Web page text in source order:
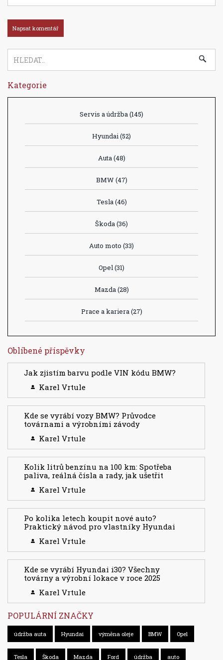
Kategorie
Servis a údržba(145)
Hyundai(52)
Auta(48)
BMW (47)
Tesla(46)
Škoda(36)
Auto moto (33)
Opel(31)
Mazda(28)
Prace a kariera(27)
Oblíbené příspěvky
Jak zjistím barvu podle VIN kódu BMW?
Karel Vrtule
Kde se vyrábí vozy BMW? Průvodce
továrnami a výrobními závody
Karel Vrtule
Kolik litrů benzínu na 100 km: Spotřeba
paliva, reálná čísla a rady, jak ušetřit
Karel Vrtule
Po kolika letech koupit nové auto?
Praktický návod pro vlastníky Hyundai
Karel Vrtule
Kde se vyrábí Hyundai i30? Všechny
továrny a výrobní lokace v roce 2025
Karel Vrtule
POPULÁRNÍ ZNAČKY
údržba auta Hyundai výměna oleje BMW Opel
Tesla Škoda Mazda Ford údržba auto